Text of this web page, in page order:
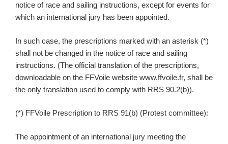
notice of race and sailing instructions, except for events for
which an international jury has been appointed.
In such case, the prescriptions marked with an asterisk (*)
shall not be changed in the notice of race and sailing
instructions. (The official translation of the prescriptions,
downloadable on the FFVoile website www.ffvoile.fr, shall be
the only translation used to comply with RRS 90.2(b)).
(*) FFVoile Prescription to RRS 91(b) (Protest committee):
The appointment of an international jury meeting the